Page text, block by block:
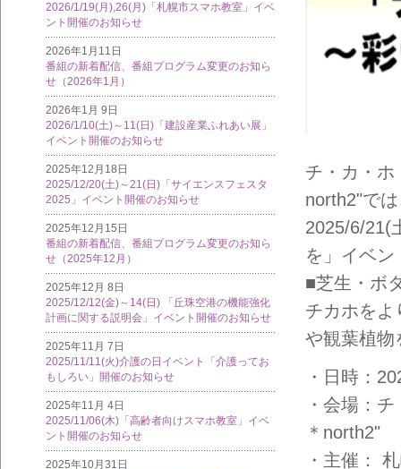
2026/1/19(月),26(月)「札幌市スマホ教室」イベ
ント開催のお知らせ
2026年1月11日
番組の新着配信、番組プログラム変更のお知ら
せ（2026年1月）
2026年1月 9日
2026/1/10(土)～11(日)「建設産業ふれあい展」
イベント開催のお知らせ
2025年12月18日
2025/12/20(土)～21(日)「サイエンスフェスタ
2025」イベント開催のお知らせ
2025年12月15日
番組の新着配信、番組プログラム変更のお知ら
せ（2025年12月）
2025年12月 8日
2025/12/12(金)～14(日) 「丘珠空港の機能強化
計画に関する説明会」イベント開催のお知らせ
2025年11月 7日
2025/11/11(火)介護の日イベント「介護ってお
もしろい」開催のお知らせ
2025年11月 4日
2025/11/06(木)「高齢者向けスマホ教室」イベ
ント開催のお知らせ
2025年10月31日
チ・カ・ホ
north2"で
2025/6/21(
を」イベ
■芝生・ボ
チカホをよ
や観葉植物
・日時：
・会場：
＊north2"
・主催：